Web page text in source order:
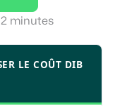
minutes
LE COÛT DIB